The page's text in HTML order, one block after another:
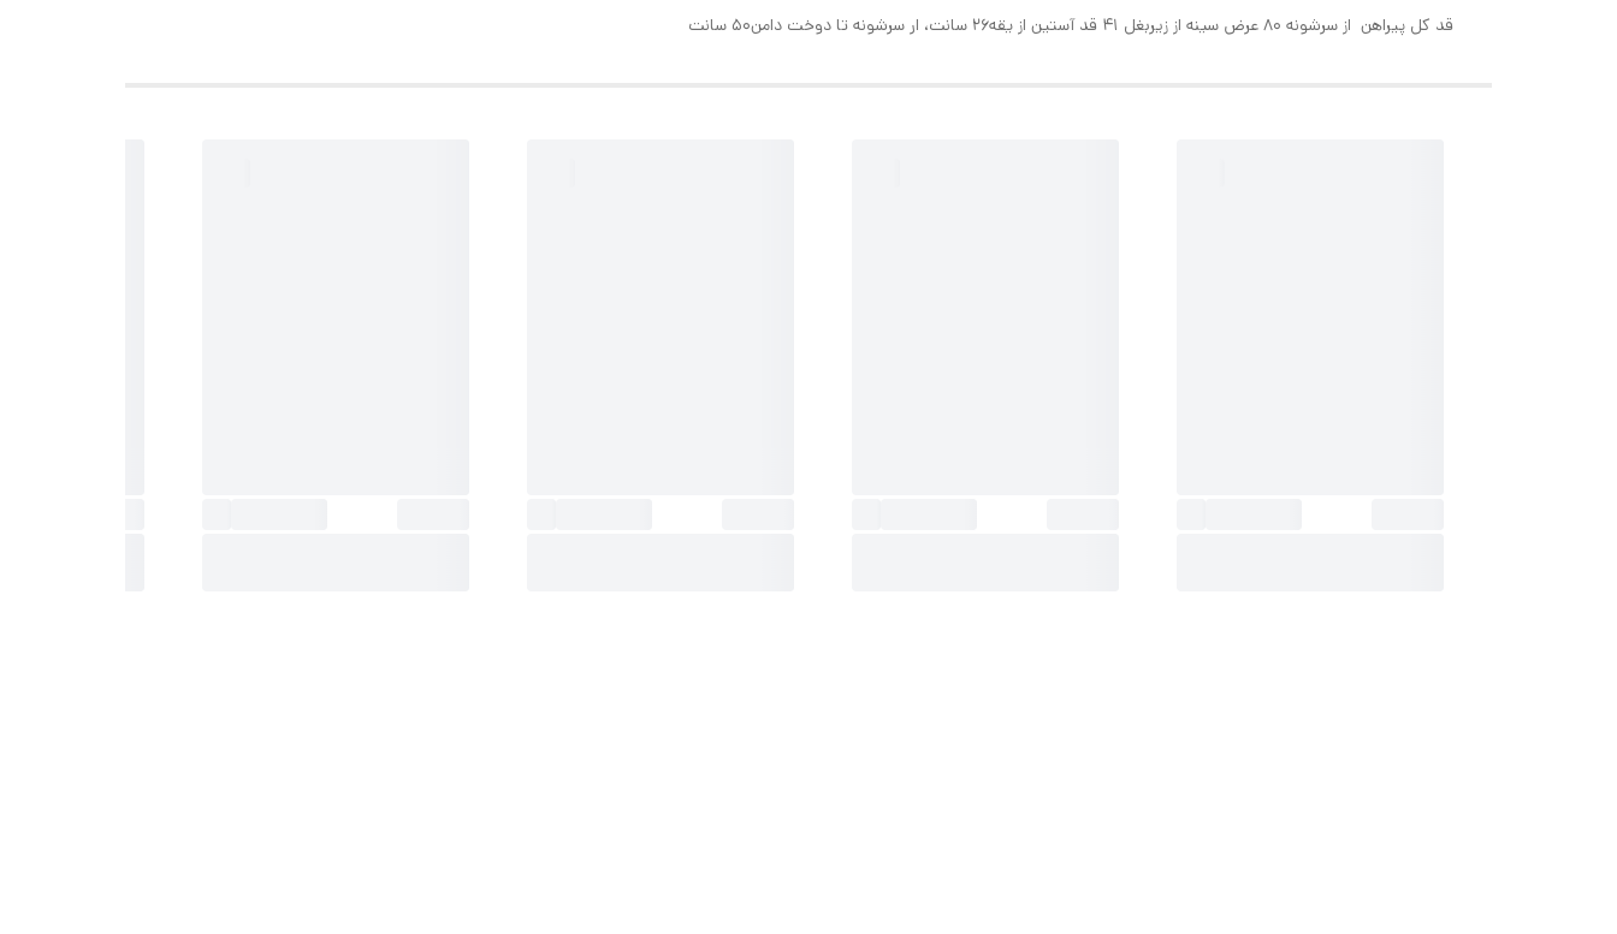
قد کل پیراهن از سرشونه ۸۰ عرض سینه از زیربغل ۴۱ قد آستین از یقه۲۶ سانت، ار سرشونه تا دوخت دامن۵۰ سانت